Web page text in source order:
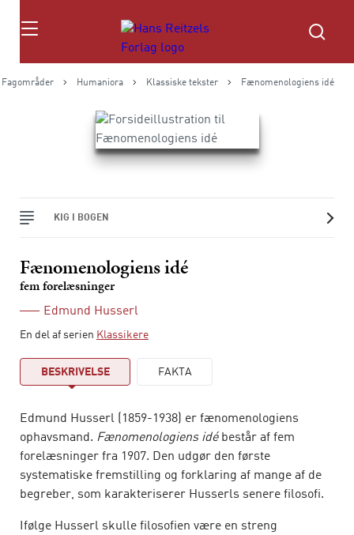
Søg
Fagområder Humaniora Klassiske tekster Fænomenologiens idé
KIG I BOGEN
Fænomenologiens idé
fem forelæsninger
Edmund Husserl
En del af serien Klassikere
BESKRIVELSE FAKTA
Edmund Husserl (1859-1938) er fænomenologiens
ophavsmand. Fænomenologiens idébestår af fem
forelæsninger fra 1907. Den udgør den første
systematiske fremstilling og forklaring af mange af de
begreber, som karakteriserer Husserls senere filosofi.
Ifølge Husserl skulle filosofien være en streng